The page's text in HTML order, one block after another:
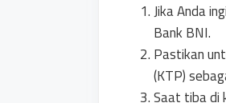
Jika Anda
Bank BNI.
Pastikan
(KTP)
Saat tiba di